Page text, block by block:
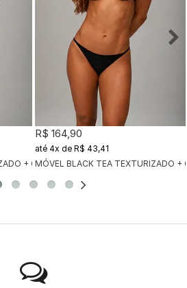
+ CALCINHA CLÁSSICA BLACK TEA
MÓVEL BLACK TEA TEXTURIZADO +
R$ 164,90
4x de R$ 43,41